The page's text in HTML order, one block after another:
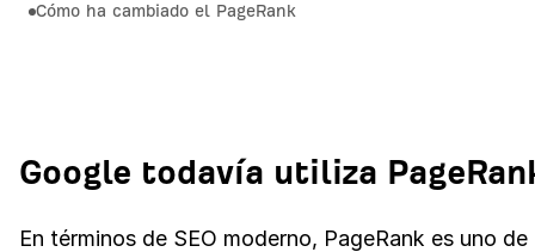
Cómo ha cambiado el PageRank
Google todavía utiliza
En términos de SEO moderno, PageRank es uno de